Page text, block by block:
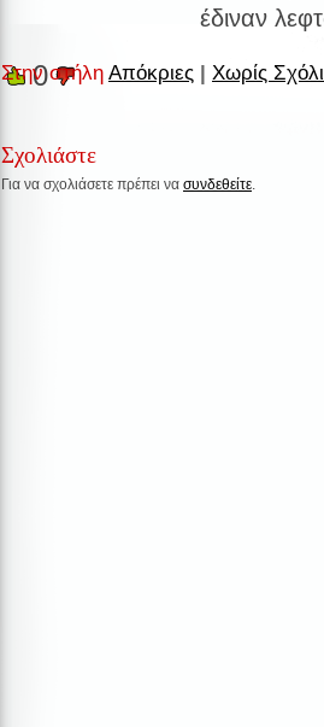
έδιναν
Στην στήλη Απόκριες Χωρίς
0
Σχολιάστε
Για να σχολιάσετε πρέπει να συνδεθείτε.